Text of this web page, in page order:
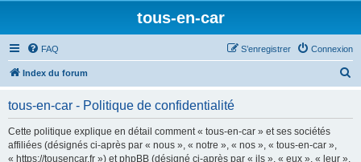
tous-en-car
FAQ Connexion
S’enregistrer
Index du forum
tous-en-car - Politique de confidentialité
Cette politique explique en détail comment « tous-en-car » et ses sociétés
affiliées (désignés ci-après par « nous », « notre », « nos », « tous-en-car »,
« https://tousencar.fr ») et phpBB (désigné ci-après par « ils », « eux », « leur »,